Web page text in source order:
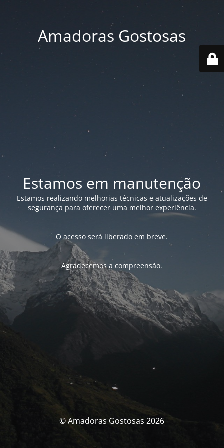
Amadoras Gostosas
Estamos em manutenção
Estamos realizando melhorias técnicas e atualizações de
segurança para oferecer uma melhor experiência.
O acesso será liberado em breve.
Agradecemos a compreensão.
© Amadoras Gostosas 2026